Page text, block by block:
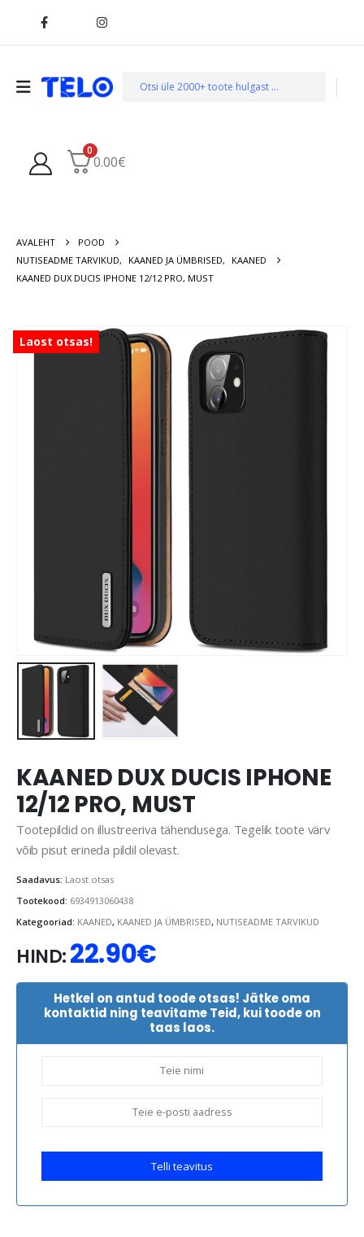
0
0.00€
AVALEHT
POOD
NUTISEADME TARVIKUD, KAANED JA ÜMBRISED,
KAANED
KAANED DUX DUCIS IPHONE 12/12 PRO, MUST
Laost otsas!
KAANED DUX DUCIS IPHONE
12/12 PRO, MUST
Tootepildid on illustreeriva tähendusega. Tegelik toote värv
võib pisut erineda pildil olevast.
Saadavus: Laost otsas
Tootekood: 6934913060438
Kategooriad: KAANED, KAANED JA ÜMBRISED, NUTISEADME TARVIKUD
HIND:22.90€
Hetkel on antud toode otsas! Jätke oma
kontaktid ning teavitame Teid, kui toode on
taas laos.
Telli teavitus